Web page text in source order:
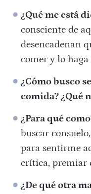
¿Qué me está
consciente de
desencadenan
comer y lo
¿Cómo busco
comida? ¿Qué
¿Para qué
buscar
para sentirme
crítica, premiar
¿De qué otra